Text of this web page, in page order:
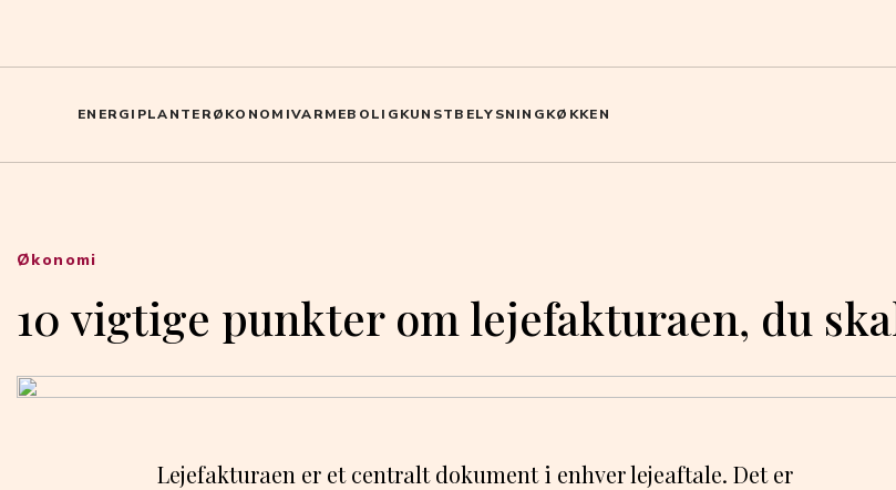
ENERGI PLANTERØKONOMIVARMEBOLIGKUNSTBELYSNINGKØKKEN
10 vigtige punkter om lejefakturaen, du
Økonomi
Lejefakturaen er et centralt dokument i enhver lejeaftale. Det er